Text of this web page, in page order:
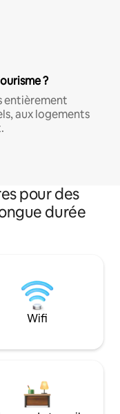
?
entièrement
aux logements
pour des
durée
Wifi